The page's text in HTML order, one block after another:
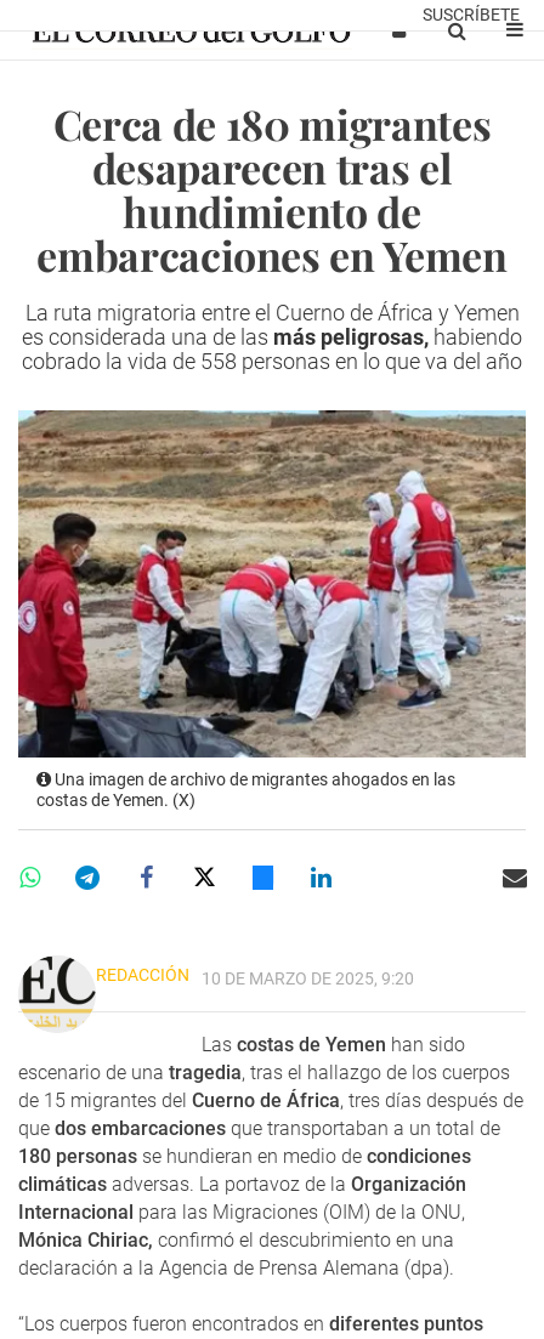
SUSCRÍBETE
Cerca de 180 migrantes
desaparecen tras el
hundimiento de
embarcaciones en Yemen
La ruta migratoria entre el Cuerno de África y Yemen
es considerada una de las más peligrosas, habiendo
cobrado la vida de 558 personas en lo que va del año
Una imagen de archivo de migrantes ahogados en las
costas de Yemen. (X)
REDACCIÓN 10 DE MARZO DE 2025, 9:20
Las costas de Yemen han sido
escenario de una tragedia, tras el hallazgo de los cuerpos
de 15 migrantes del Cuerno de África, tres días después de
que dos embarcaciones que transportaban a un total de
180 personas se hundieran en medio de condiciones
climáticas adversas. La portavoz de la Organización
Internacional para las Migraciones (OIM) de la ONU,
Mónica Chiriac, confirmó el descubrimiento en una
declaración a la Agencia de Prensa Alemana (dpa).
“Los cuerpos fueron encontrados en diferentes puntos